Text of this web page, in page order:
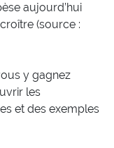
aujourd’hui
(source :
y gagnez
les
et des exemples